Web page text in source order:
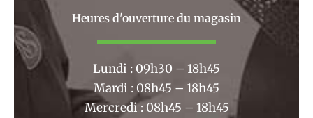
b
o
k
a
r
m
Heures d'ouverture du magasin
Lundi : 09h30 – 18h45
Mardi : 08h45 – 18h45
Mercredi : 08h45 – 18h45